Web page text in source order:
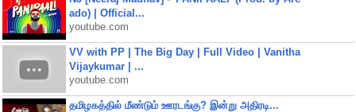
ado) | Official...
youtube.com
VV with PP | The Big Day | Full Video | Vanitha
Vijaykumar | ...
youtube.com
தமிழகத்தில் மீண்டும் ஊரடங்கு? இன்று அதிரடி...